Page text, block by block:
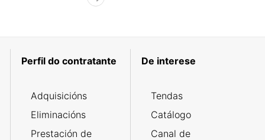
Perfil do contratante
Adquisicións
Eliminacións
Prestación de
De interese
Tendas
Catálogo
Canal de